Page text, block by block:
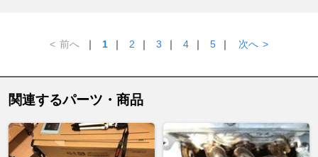
< 前へ ｜ 1 ｜ 2 ｜ 3 ｜ 4 ｜ 5 ｜ 次へ >
関連するパーツ・商品